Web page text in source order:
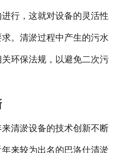
行，这就对设备的灵活性
。清淤过程中产生的污水
环保法规，以避免二次污
清淤设备的技术创新不断
来较为出名的巴洛仕清淤